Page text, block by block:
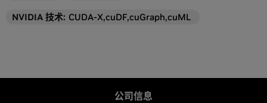
NVIDIA 技术: CUDA-X,cuDF,cuGraph,cuML
公司信息